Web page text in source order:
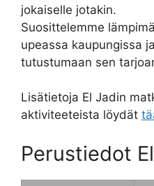
jokaiselle jotakin.
Suosittelemme
upeassa kaupungissa ja
tutustumaan sen
Lisätietoja El Jadin
aktiviteeteista löydät
Perustiedot